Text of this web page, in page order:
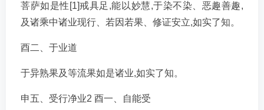
菩萨如是性[1]戒具足,能以妙慧,于染不染、恶趣善趣,
及诸乘中诸业现行、若因若果、修证安立,如实了知。
酉二、于业道
于异熟果及等流果如是诸业,如实了知。
申五、受行净业2 酉一、自能受